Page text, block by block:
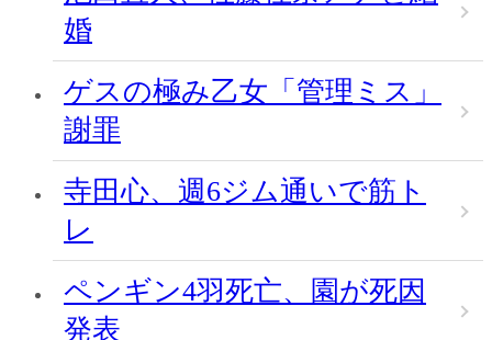
婚
ゲスの極み乙女「管理ミス」
謝罪
寺田心、週6ジム通いで筋ト
レ
ペンギン4羽死亡、園が死因
発表